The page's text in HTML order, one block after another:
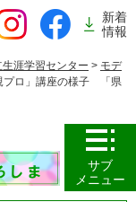
新着
情報
生涯学習センター > モデ
プロ」講座の様子 「県
サブ
メニュー